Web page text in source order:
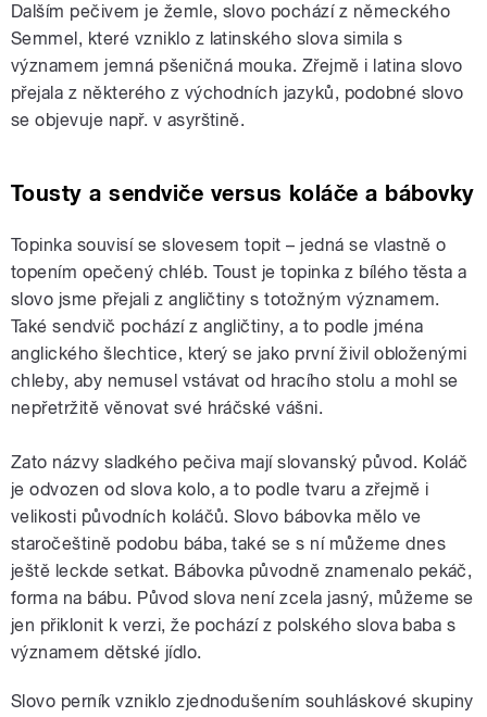
Dalším pečivem je žemle, slovo pochází z německého
Semmel, které vzniklo z latinského slova simila s
významem jemná pšeničná mouka. Zřejmě i latina slovo
přejala z některého z východních jazyků, podobné slovo
se objevuje např. v asyrštině.
Tousty a sendviče versus koláče a bábovky
Topinka souvisí se slovesem topit – jedná se vlastně o
topením opečený chléb. Toust je topinka z bílého těsta a
slovo jsme přejali z angličtiny s totožným významem.
Také sendvič pochází z angličtiny, a to podle jména
anglického šlechtice, který se jako první živil obloženými
chleby, aby nemusel vstávat od hracího stolu a mohl se
nepřetržitě věnovat své hráčské vášni.
Zato názvy sladkého pečiva mají slovanský původ. Koláč
je odvozen od slova kolo, a to podle tvaru a zřejmě i
velikosti původních koláčů. Slovo bábovka mělo ve
staročeštině podobu bába, také se s ní můžeme dnes
ještě leckde setkat. Bábovka původně znamenalo pekáč,
forma na bábu. Původ slova není zcela jasný, můžeme se
jen přiklonit k verzi, že pochází z polského slova baba s
významem dětské jídlo.
Slovo perník vzniklo zjednodušením souhláskové skupiny